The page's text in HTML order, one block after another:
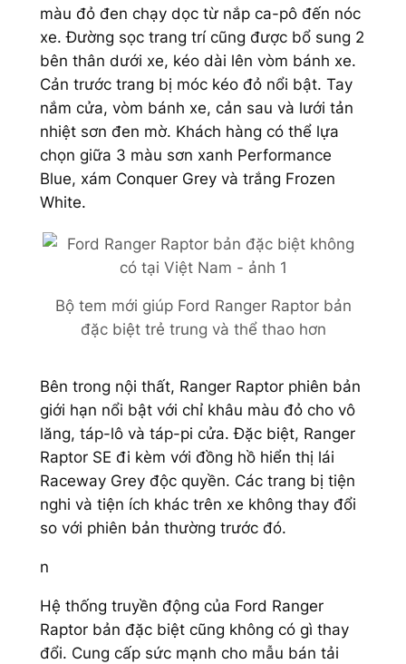
màu đỏ đen chạy dọc từ nắp ca-pô đến nóc
xe. Đường sọc trang trí cũng được bổ sung 2
bên thân dưới xe, kéo dài lên vòm bánh xe.
Cản trước trang bị móc kéo đỏ nổi bật. Tay
nắm cửa, vòm bánh xe, cản sau và lưới tản
nhiệt sơn đen mờ. Khách hàng có thể lựa
chọn giữa 3 màu sơn xanh Performance
Blue, xám Conquer Grey và trắng Frozen
White.
Bộ tem mới giúp Ford Ranger Raptor bản
đặc biệt trẻ trung và thể thaohơn
Bên trong nội thất, Ranger Raptor phiên bản
giới hạn nổi bật với chỉ khâu màu đỏ cho vô
lăng, táp-lô và táp-pi cửa. Đặc biệt, Ranger
Raptor SE đi kèm với đồng hồ hiển thị lái
Raceway Grey độc quyền. Các trang bị tiện
nghi và tiện ích khác trên xe không thay đổi
so với phiên bản thường trước đó.
n
Hệ thống truyền động của Ford Ranger
Raptor bản đặc biệt cũng không có gì thay
đổi. Cung cấp sức mạnh cho mẫu bán tải